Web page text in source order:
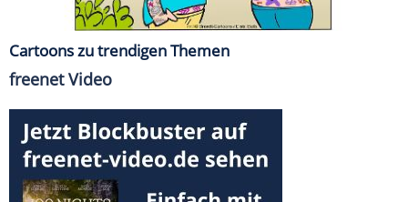
Cartoons zu trendigen Themen
freenet Video